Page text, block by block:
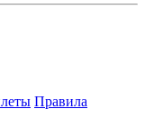
Правила